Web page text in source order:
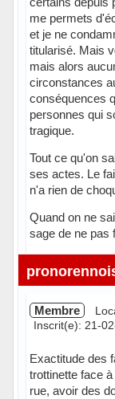
me permets
et je ne
titularisé. Mais
mais alors
circonstances
conséquences
personnes qui
tragique.
Tout ce qu'on
ses actes. Le
n'a rien de
Quand on ne
sage de ne pas
Hors ligne
Membre
Inscrit(e): 21-
Exactitude des
trottinette face
rue, avoir des